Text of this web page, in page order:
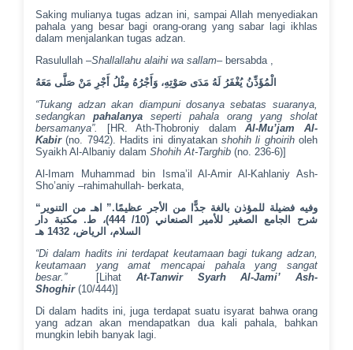
Saking mulianya tugas adzan ini, sampai Allah menyediakan
pahala yang besar bagi orang-orang yang sabar lagi ikhlas
dalam menjalankan tugas adzan.
Rasulullah –Shallallahu alaihi wa sallam– bersabda ,
الْمُؤَذِّنُ يُغْفَرُ لَهُ مَدَى صَوْتِهِ، وَأَجْرُهُ مِثْلُ أَجْرِ مَنْ صَلَّى مَعَهُ
“Tukang adzan akan diampuni dosanya sebatas suaranya,
sedangkanpahalanya seperti pahala orang yang sholat
bersamanya”.
[HR. Ath-Thobroniy dalamAl-Mu’jam Al-
Kabir(no. 7942). Hadits ini dinyatakan shohih li ghoiriholeh
Syaikh Al-Albaniy dalamShohih At-Targhib(no. 236-6)]
Al-Imam Muhammad bin Isma’il Al-Amir Al-Kahlaniy Ash-
Sho’aniy –rahimahullah- berkata,
“ وفيه فضيلة للمؤذن بالغة جدًّا من الأجر عظيمًا.” اهـ من التنوير
شرح الجامع الصغير للأمير الصنعاني (10/ 444)، ط. مكتبة دار
السلام، الرياض، 1432 هـ
“Di dalam hadits ini terdapat keutamaan bagi tukang adzan,
keutamaan yang amat mencapai pahala yang sangat
besar.”
[LihatAt-Tanwir Syarh Al-Jami’ Ash-
Shoghir(10/444)]
Di dalam hadits ini, juga terdapat suatu isyarat bahwa orang
yang adzan akan mendapatkan dua kali pahala, bahkan
mungkin lebih banyak lagi.